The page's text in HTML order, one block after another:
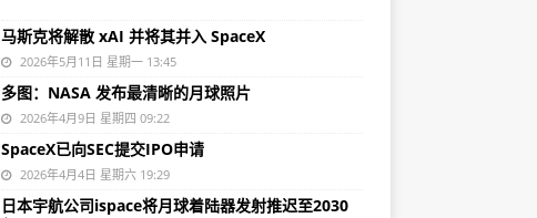
马斯克将解散 xAI 并将其并入 SpaceX
2026年5月11日 星期一 13:45
多图：NASA 发布最清晰的月球照片
2026年4月9日 星期四 09:22
SpaceX已向SEC提交IPO申请
2026年4月4日 星期六 19:29
日本宇航公司ispace将月球着陆器发射推迟至2030